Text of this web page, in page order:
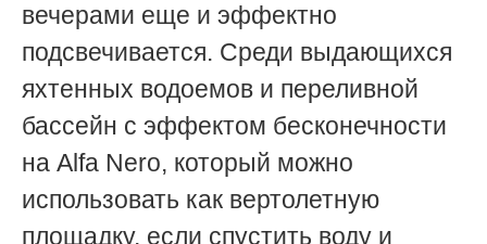
вечерами еще и эффектно
подсвечивается. Среди выдающихся
яхтенных водоемов и переливной
бассейн с эффектом бесконечности
на Alfa Nero, который можно
использовать как вертолетную
площадку, если спустить воду и